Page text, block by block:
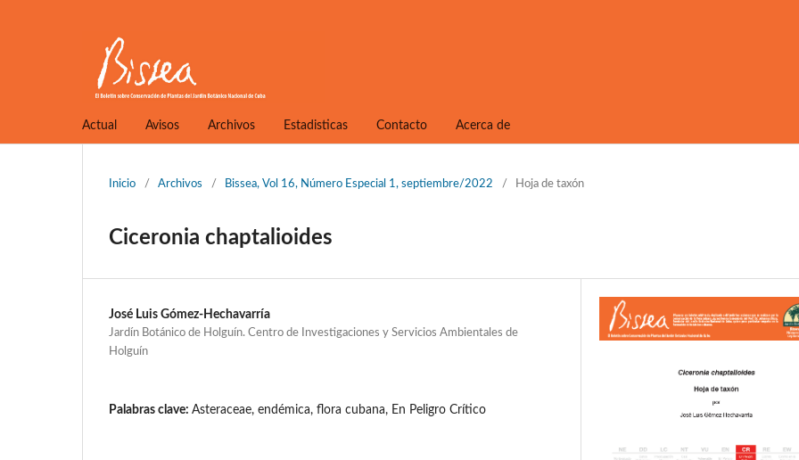
Actual Avisos Archivos Estadisticas Contacto Acerca de
Inicio / Archivos / Bissea, Vol 16, Número Especial 1, septiembre/2022 / Hoja de taxón
Ciceronia chaptalioides
José Luis Gómez-Hechavarría
Jardín Botánico de Holguín. Centro de Investigaciones y Servicios Ambientales de
Holguín
Palabras clave: Asteraceae, endémica, flora cubana, En Peligro Crítico